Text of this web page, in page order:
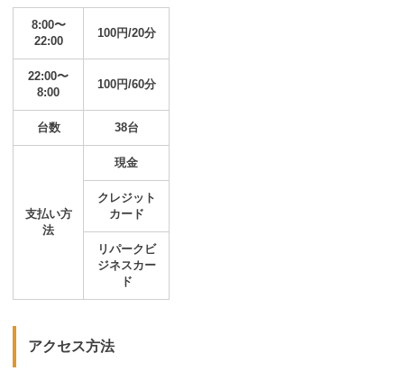
8:00〜
22:00
100円/20分
22:00〜
8:00
100円/60分
台数 38台
支払い方
法
現金
クレジット
カード
リパークビ
ジネスカー
ド
アクセス方法